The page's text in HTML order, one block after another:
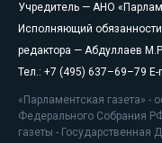
Учредитель — АНО
Исполняющий обязанности
редактора — Абдуллаев
Тел.: +7 (495) 637–69–79 E-
«Парламентская газета»
Федерального Собрания
газеты -